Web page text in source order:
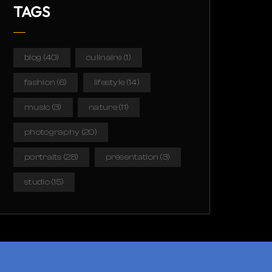
TAGS
blog (40) culinaire (1)
fashion (6) lifestyle (14)
music (3) nature(11)
photography (20)
portraits (28) présentation (3)
studio(15)